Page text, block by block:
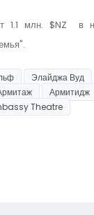
1.1 млн. $NZ в
Элайджа Вуд
Армитидж
Theatre